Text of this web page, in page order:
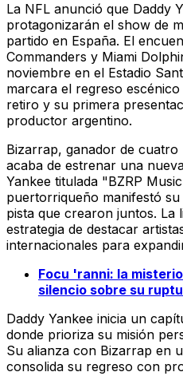
La NFL anunció que Daddy
protagonizarán el show de
partido en España. El
Commanders y Miami
noviembre en el Estadio
marcara el regreso
retiro y su primera
productor argentino.
Bizarrap, ganador de cuatro
acaba de estrenar una
Yankee titulada "BZRP
puertorriqueño manifestó
pista que crearon juntos. La
estrategia de destacar
internacionales para
Focu 'ranni: la
silencio sobre su
Daddy Yankee inicia un
donde prioriza su misión
Su alianza con Bizarrap en
consolida su regreso con